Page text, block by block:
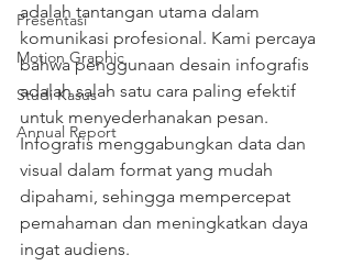
Presentasi
Motion Graphic
Studi Kasus
Annual Report
adalah tantangan utama dalam
komunikasi profesional. Kami percaya
bahwa penggunaan desain infografis
adalah salah satu cara paling efektif
untuk menyederhanakan pesan.
Infografis menggabungkan data dan
visual dalam format yang mudah
dipahami, sehingga mempercepat
pemahaman dan meningkatkan daya
ingat audiens.